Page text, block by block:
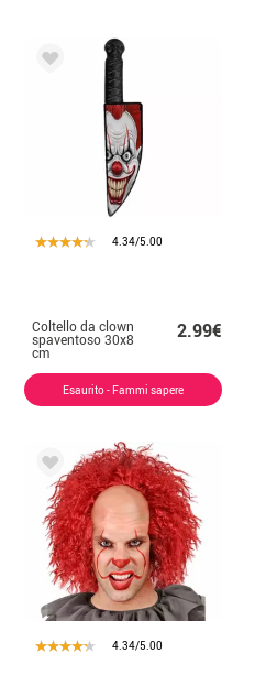
4.34/5.00
Coltello da clown
spaventoso 30x8
cm
2.99€
Esaurito - Fammi sapere
4.34/5.00